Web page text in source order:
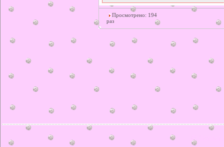
Просмотрено: 194
раз
©